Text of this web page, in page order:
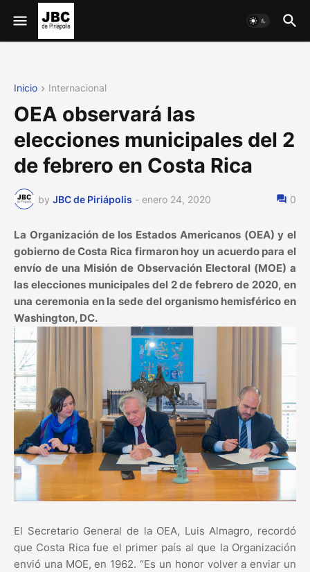
Inicio Internacional
OEA observará las
elecciones municipales del 2
de febrero en Costa Rica
by JBC de Piriápolis - enero 24, 2020 0
La Organización de los Estados Americanos (OEA) y el
gobierno de Costa Rica firmaron hoy un acuerdo para el
envío de una Misión de Observación Electoral (MOE) a
las elecciones municipales del 2 de febrero de 2020, en
una ceremonia en la sede del organismo hemisférico en
Washington, DC.
El Secretario General de la OEA, Luis Almagro, recordó
que Costa Rica fue el primer país al que la Organización
envió una MOE, en 1962. “Es un honor volver a enviar un